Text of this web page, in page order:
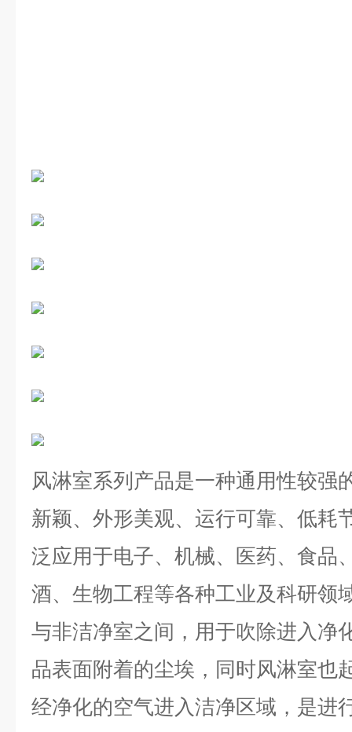
风淋室系列产品是一种通用性较强
新颖、外形美观、运行可靠、低耗
泛应用于电子、机械、医药、食品
酒、生物工程等各种工业及科研领
与非洁净室之间，用于吹除进入净
品表面附着的尘埃，同时风淋室也
经净化的空气进入洁净区域，是进